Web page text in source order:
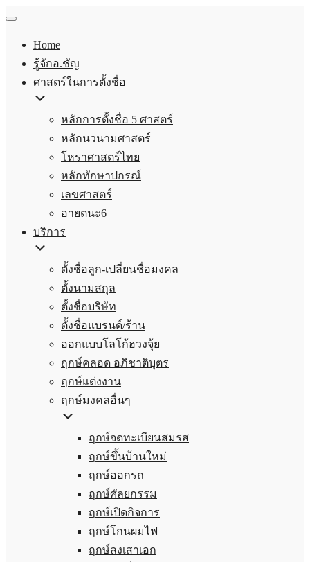
Home
รู้จักอ.ชัญ
ศาสตร์ในการตั้งชื่อ
หลักการตั้งชื่อ 5 ศาสตร์
หลักนวนามศาสตร์
โหราศาสตร์ไทย
หลักทักษาปกรณ์
เลขศาสตร์
อายตนะ6
บริการ
ตั้งชื่อลูก-เปลี่ยนชื่อมงคล
ตั้งนามสกุล
ตั้งชื่อบริษัท
ตั้งชื่อแบรนด์/ร้าน
ออกแบบโลโก้ฮวงจุ้ย
ฤกษ์คลอด อภิชาติบุตร
ฤกษ์แต่งงาน
ฤกษ์มงคลอื่นๆ
ฤกษ์จดทะเบียนสมรส
ฤกษ์ขึ้นบ้านใหม่
ฤกษ์ออกรถ
ฤกษ์ศัลยกรรม
ฤกษ์เปิดกิจการ
ฤกษ์โกนผมไฟ
ฤกษ์ลงเสาเอก